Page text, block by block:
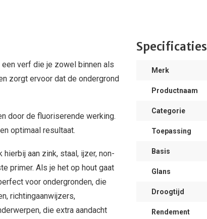
een verf die je zowel binnen als
zorgt ervoor dat de ondergrond
door de fluoriserende werking.
optimaal resultaat.
aan zink, staal, ijzer, non-
primer. Als je het op hout gaat
voor ondergronden, die
richtingaanwijzers,
die extra aandacht
Specificaties
Merk
Productnaam
Categorie
Toepassing
Basis
Glans
Droogtijd
Rendement